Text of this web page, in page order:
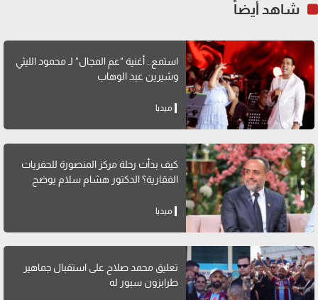
شاهد أيضاً
استمع.. أغنية "عم المجال" لـ محمود الليثي
وشيرين عبد الوهاب
ميديا
كيف بدأت رحلة مركز المنصورة للحفريات
الفقارية؟ الدكتور هشام سلام يوضح
ميديا
تعليق محمد صلاح على استقبال جماهير
طرابزون سبور له